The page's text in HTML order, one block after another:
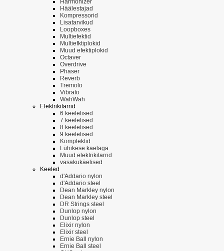
Harmonizer
Häälestajad
Kompressorid
Lisatarvikud
Loopboxes
Multiefektid
Multiefktiplokid
Muud efektiplokid
Octaver
Overdrive
Phaser
Reverb
Tremolo
Vibrato
WahWah
Elektrikitarrid
6 keelelised
7 keelelised
8 keelelised
9 keelelised
Komplektid
Lühikese kaelaga
Muud elektrikitarrid
vasakukäelised
Keeled
d'Addario nylon
d'Addario steel
Dean Markley nylon
Dean Markley steel
DR Strings steel
Dunlop nylon
Dunlop steel
Elixir nylon
Elixir steel
Ernie Ball nylon
Ernie Ball steel